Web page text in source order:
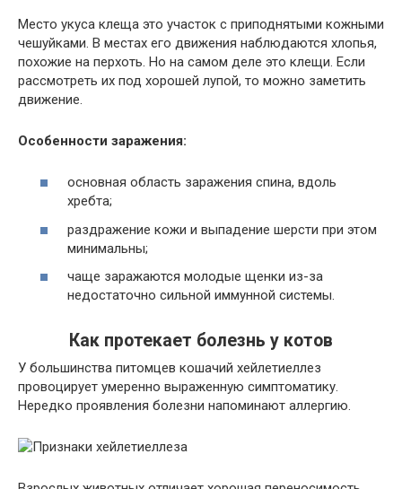
Место укуса клеща это участок с приподнятыми кожными
чешуйками. В местах его движения наблюдаются хлопья,
похожие на перхоть. Но на самом деле это клещи. Если
рассмотреть их под хорошей лупой, то можно заметить
движение.
Особенности заражения:
основная область заражения спина, вдоль
хребта;
раздражение кожи и выпадение шерсти при этом
минимальны;
чаще заражаются молодые щенки из-за
недостаточно сильной иммунной системы.
Как протекает болезнь у котов
У большинства питомцев кошачий хейлетиеллез
провоцирует умеренно выраженную симптоматику.
Нередко проявления болезни напоминают аллергию.